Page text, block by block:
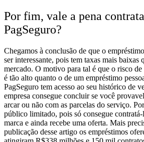
Por fim, vale a pena
PagSeguro?
Chegamos à conclusão de que o
ser interessante, pois tem taxas mais baixas
mercado. O motivo para tal é que o risco
é tão alto quanto o de um empréstimo
PagSeguro tem acesso ao seu histórico de
empresa consegue concluir se você
arcar ou não com as parcelas do serviço.
público limitado, pois só consegue
marca e ainda recebe uma oferta. Mais
publicação desse artigo os empréstimos